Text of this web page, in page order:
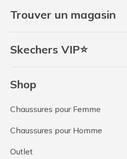
Trouver un magasin
Skechers VIP⭐
Shop
Chaussures pour Femme
Chaussures pour Homme
Outlet